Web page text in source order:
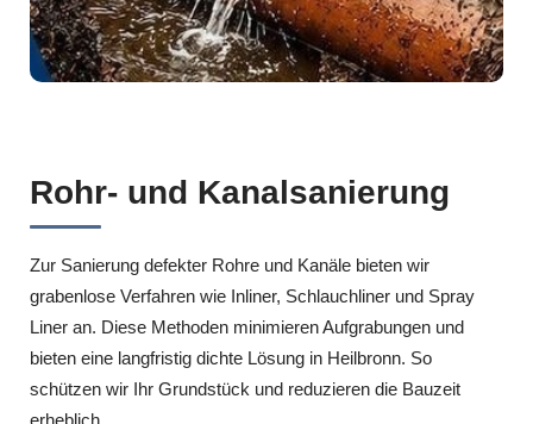
Rohr- und Kanalsanierung
Zur Sanierung defekter Rohre und Kanäle bieten wir
grabenlose Verfahren wie Inliner, Schlauchliner und Spray
Liner an. Diese Methoden minimieren Aufgrabungen und
bieten eine langfristig dichte Lösung in Heilbronn. So
schützen wir Ihr Grundstück und reduzieren die Bauzeit